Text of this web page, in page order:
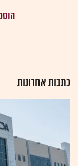
כתבות אחרונות